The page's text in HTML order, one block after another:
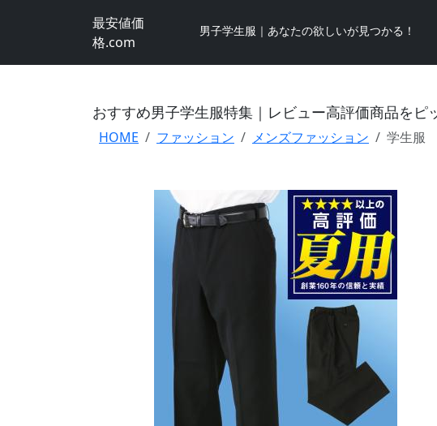
最安値価
格.com
男子学生服｜あなたの欲しいが見つかる！
おすすめ男子学生服特集｜レビュー高評価商品をピ
HOME ファッション メンズファッション 学生服